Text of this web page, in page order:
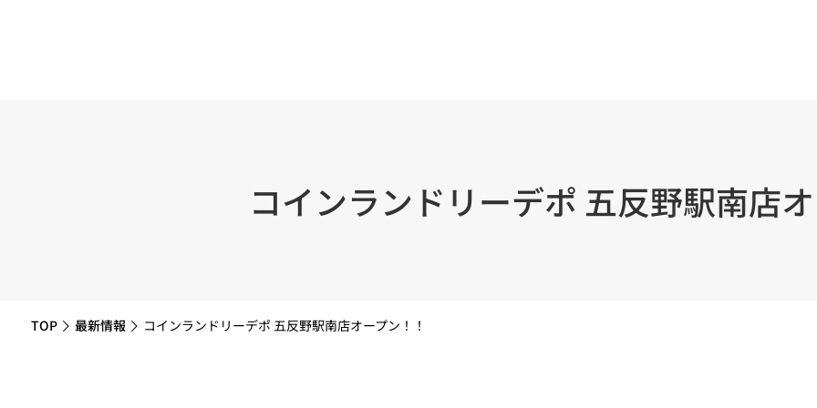
コインランドリーデポ 五反野駅南店オ
TOP 最新情報 コインランドリーデポ 五反野駅南店オープン！！